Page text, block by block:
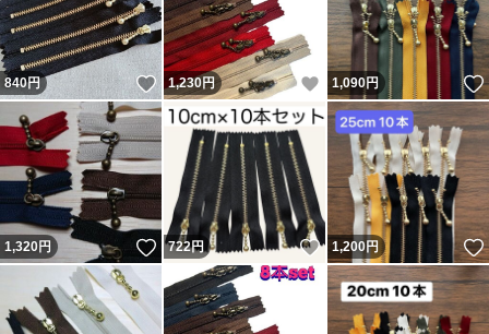
840円 いいね！
1,230円 いいね！
1,090円
1,320円 いいね！
722円 いいね！
1,200円